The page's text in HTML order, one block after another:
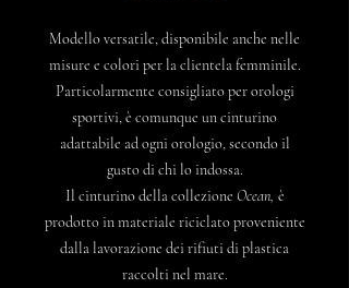
Modello versatile, disponibile anche nelle
misure e colori per la clientela femminile.
Particolarmente consigliato per orologi
sportivi, è comunque un cinturino
adattabile ad ogni orologio, secondo il
gusto di chi lo indossa.
Il cinturino della collezione Ocean, è
prodotto in materiale riciclato proveniente
dalla lavorazione dei rifiuti di plastica
raccolti nel mare.